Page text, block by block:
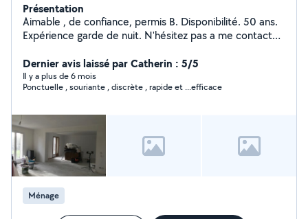
Présentation
Aimable , de confiance, permis B. Disponibilité. 50 ans.
Expérience garde de nuit. N'hésitez pas a me contacter.
Dernier avis laissé par Catherin : 5/5
Il y a plus de 6 mois
Ponctuelle , souriante , discrète , rapide et ...efficace
Ménage